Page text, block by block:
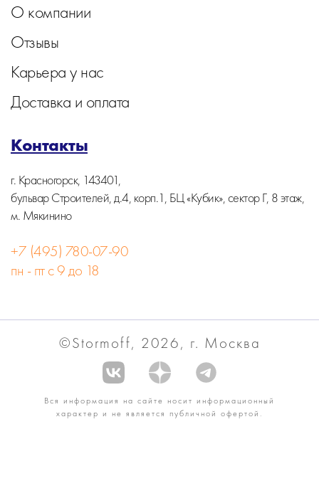
О компании
Отзывы
Карьера у нас
Доставка и оплата
Контакты
г. Красногорск, 143401,
бульвар Строителей, д.4, корп.1, БЦ «Кубик», сектор Г, 8 этаж,
м. Мякинино
+7 (495) 780-07-90
пн - пт с 9 до 18
©Stormoff, 2026, г. Москва
Вся информация на сайте носит информационный
характер и не является публичной офертой.